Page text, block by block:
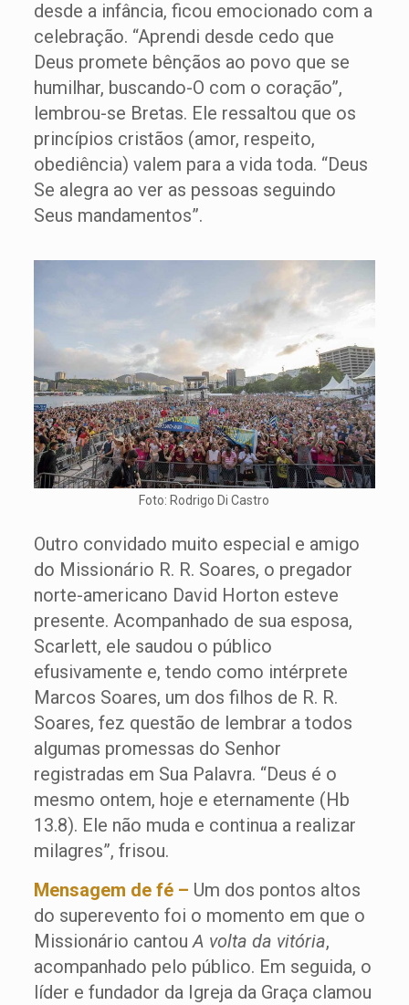
desde a infância, ficou emocionado com a
celebração. “Aprendi desde cedo que
Deus promete bênçãos ao povo que se
humilhar, buscando-O com o coração”,
lembrou-se Bretas. Ele ressaltou que os
princípios cristãos (amor, respeito,
obediência) valem para a vida toda. “Deus
Se alegra ao ver as pessoas seguindo
Seus mandamentos”.
Foto: Rodrigo Di Castro
Outro convidado muito especial e amigo
do Missionário R. R. Soares, o pregador
norte-americano David Horton esteve
presente. Acompanhado de sua esposa,
Scarlett, ele saudou o público
efusivamente e, tendo como intérprete
Marcos Soares, um dos filhos de R. R.
Soares, fez questão de lembrar a todos
algumas promessas do Senhor
registradas em Sua Palavra. “Deus é o
mesmo ontem, hoje e eternamente (Hb
13.8). Ele não muda e continua a realizar
milagres”, frisou.
Mensagem de fé – Um dos pontos altos
do superevento foi o momento em que o
Missionário cantouA volta da vitória,
acompanhado pelo público. Em seguida, o
líder e fundador da Igreja da Graça clamou